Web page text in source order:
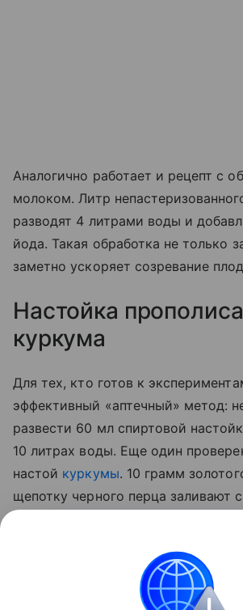
Аналогично работает и рецепт с
молоком. Литр
разводят 4 литрами воды и
йода. Такая обработка не только
заметно ускоряет созревание
Настойка
куркума
Для тех, кто готов к
эффективный «аптечный» метод:
развести 60 мл спиртовой
10 литрах воды. Еще один
настой куркумы. 10 грамм
щепотку черного перца заливают
опрыскивают стебли, а также